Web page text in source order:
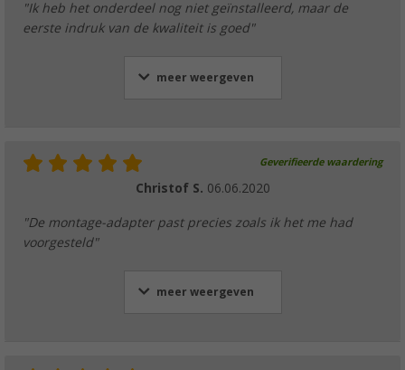
"Ik heb het onderdeel nog niet geïnstalleerd, maar de
eerste indruk van de kwaliteit is goed"
meer weergeven
Geverifieerde waardering
Christof S. 06.06.2020
"De montage-adapter past precies zoals ik het me had
voorgesteld"
meer weergeven